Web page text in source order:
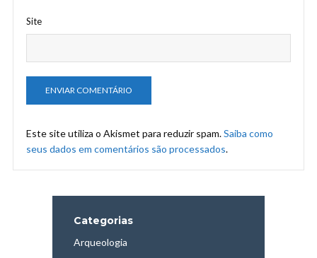
Site
Este site utiliza o Akismet para reduzir spam.Saiba como
seus dados em comentários são processados.
Categorias
Arqueologia